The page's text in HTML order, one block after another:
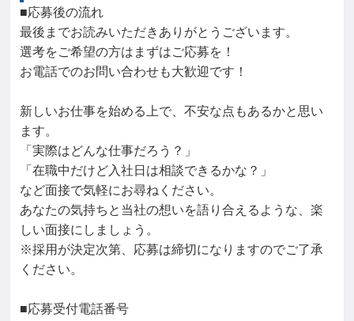
■応募後の流れ
最後までお読みいただきありがとうございます。
選考をご希望の方はまずはご応募を！
お電話でのお問い合わせも大歓迎です！
新しいお仕事を始める上で、不安な点もあるかと思い
ます。
「実際はどんな仕事だろう？」
「在職中だけど入社日は相談できるかな？」
など面接で気軽にお尋ねください。
あなたの気持ちと当社の想いを語り合えるような、楽
しい面接にしましょう。
※採用が決定次第、応募は締切になりますのでご了承
ください。
■応募受付電話番号